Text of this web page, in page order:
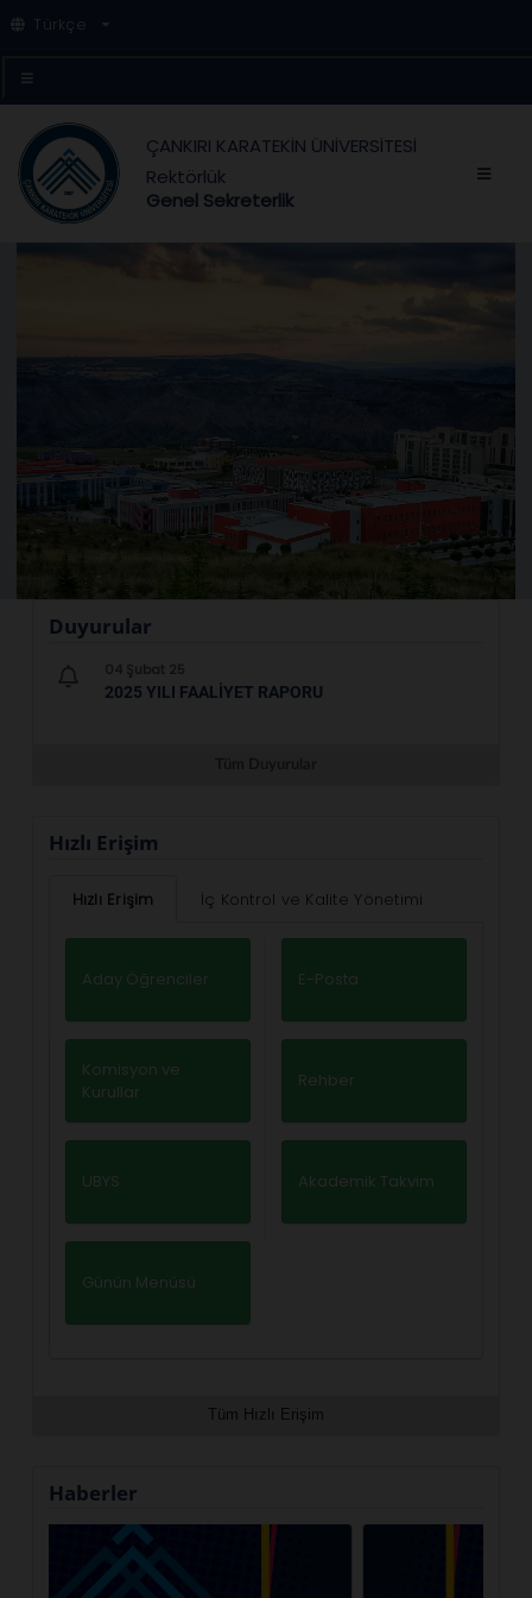
Türkçe
ÇANKIRI KARATEKİN ÜNİVERSİTESİ
Rektörlük
Genel Sekreterlik
Duyurular
2025 YILI FAALIYET RAPORU
Hızlı Erişim
Hızlı Erişim İç Kontrol ve Kalite Yönetimi
Aday Öğrenciler E-Posta
Komisyon ve
Kurullar
Rehber
UBYS Akademik Takvim
Günün Menüsü
Tüm Hızlı Erişim
Haberler